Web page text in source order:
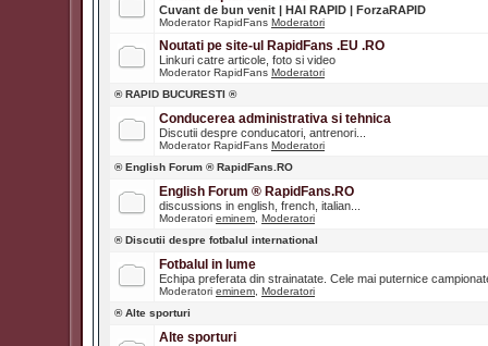
Cuvant de bun venit | HAI RAPID | ForzaRAPID
Moderator RapidFans Moderatori
Noutati pe site-ul RapidFans .EU .RO
Linkuri catre articole, foto si video
Moderator RapidFans Moderatori
® RAPID BUCURESTI ®
Conducerea administrativa si tehnica
Discutii despre conducatori, antrenori...
Moderator RapidFans Moderatori
® English Forum ® RapidFans.RO
English Forum ® RapidFans.RO
discussions in english, french, italian...
Moderatori eminem Moderatori
® Discutii despre fotbalul international
Fotbalul in lume
Echipa preferata din strainatate. Cele mai puternice
Moderatori eminem Moderatori
® Alte sporturi
Alte sporturi